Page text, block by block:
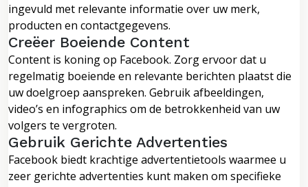
ingevuld met relevante informatie over uw merk,
producten en contactgegevens.
Creëer Boeiende Content
Content is koning op Facebook. Zorg ervoor dat u
regelmatig boeiende en relevante berichten plaatst die
uw doelgroep aanspreken. Gebruik afbeeldingen,
video’s en infographics om de betrokkenheid van uw
volgers te vergroten.
Gebruik Gerichte Advertenties
Facebook biedt krachtige advertentietools waarmee u
zeer gerichte advertenties kunt maken om specifieke